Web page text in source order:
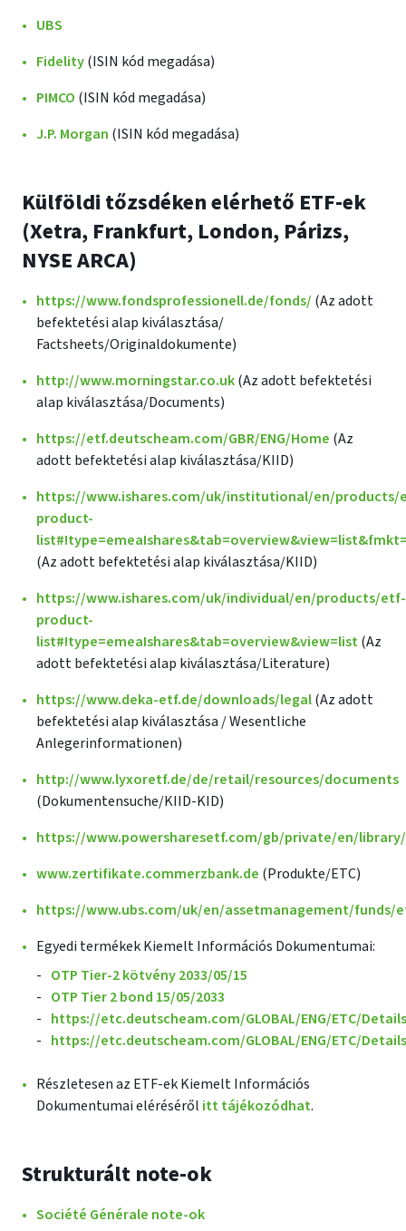
UBS
Fidelity(ISIN kód megadása)
PIMCO (ISIN kód megadása)
J.P. Morgan (ISIN kód megadása)
Külföldi tőzsdéken elérhető ETF-ek
(Xetra, Frankfurt, London, Párizs,
NYSE ARCA)
https://www.fondsprofessionell.de/fonds/ (Az adott
befektetési alap kiválasztása/
Factsheets/Originaldokumente)
http://www.morningstar.co.uk(Az adott befektetési
alap kiválasztása/Documents)
https://etf.deutscheam.com/GBR/ENG/Home (Az
adott befektetési alap kiválasztása/KIID)
https://www.ishares.com/uk/institutional/en/products/
product-
(Az adott befektetési alap kiválasztása/KIID)
https://www.ishares.com/uk/individual/en/products/etf-
product-
list#!type=emeaIshares&tab=overview&view=list(Az
adott befektetési alap kiválasztása/Literature)
https://www.deka-etf.de/downloads/legal(Az adott
befektetési alap kiválasztása / Wesentliche
Anlegerinformationen)
http://www.lyxoretf.de/de/retail/resources/documents
(Dokumentensuche/KIID-KID)
https://www.powersharesetf.com/gb/private/en/
www.zertifikate.commerzbank.de (Produkte/ETC)
https://www.ubs.com/uk/en/assetmanagement/funds/
Egyedi termékek Kiemelt Információs Dokumentumai:
OTP Tier-2 kötvény 2033/05/15
OTP Tier 2 bond 15/05/2033
https://etc.deutscheam.com/GLOBAL/ENG/ETC/Details/
https://etc.deutscheam.com/GLOBAL/ENG/ETC/
Részletesen az ETF-ek Kiemelt Információs
Dokumentumai eléréséről itt tájékozódhat.
Strukturált note-ok
Société Générale note-ok